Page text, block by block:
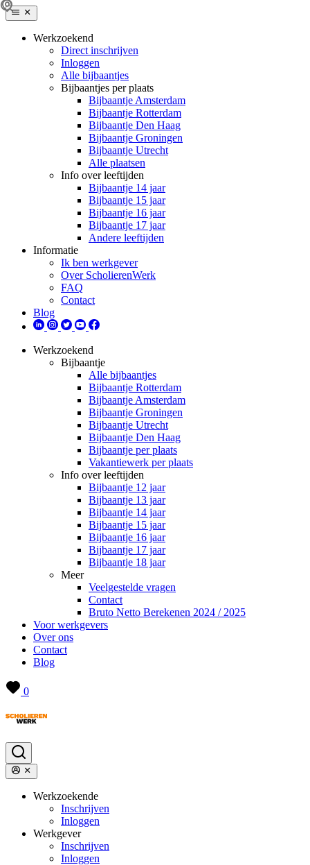
Werkzoekend
Direct inschrijven
Inloggen
Alle bijbaantjes
Bijbaantjes per plaats
Bijbaantje Amsterdam
Bijbaantje Rotterdam
Bijbaantje Den Haag
Bijbaantje Groningen
Bijbaantje Utrecht
Alle plaatsen
Info over leeftijden
Bijbaantje 14 jaar
Bijbaantje 15 jaar
Bijbaantje 16 jaar
Bijbaantje 17 jaar
Andere leeftijden
Informatie
Ik ben werkgever
Over ScholierenWerk
FAQ
Contact
Blog
Werkzoekend
Bijbaantje
Alle bijbaantjes
Bijbaantje Rotterdam
Bijbaantje Amsterdam
Bijbaantje Groningen
Bijbaantje Utrecht
Bijbaantje Den Haag
Bijbaantje per plaats
Vakantiewerk per plaats
Info over leeftijden
Bijbaantje 12 jaar
Bijbaantje 13 jaar
Bijbaantje 14 jaar
Bijbaantje 15 jaar
Bijbaantje 16 jaar
Bijbaantje 17 jaar
Bijbaantje 18 jaar
Meer
Veelgestelde vragen
Contact
Bruto Netto Berekenen 2024 / 2025
Voor werkgevers
Over ons
Contact
Blog
0
Werkzoekende
Inschrijven
Inloggen
Werkgever
Inschrijven
Inloggen